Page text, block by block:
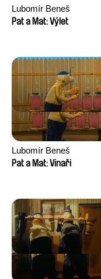
Lubomír Beneš
Pat a Mat: Výlet
Lubomír Beneš
Pat a Mat: Vinaři